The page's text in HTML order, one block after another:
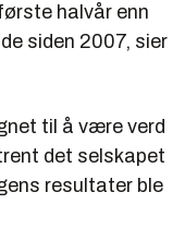
halvår enn
siden 2007, sier
til å være verd
det selskapet
resultater ble